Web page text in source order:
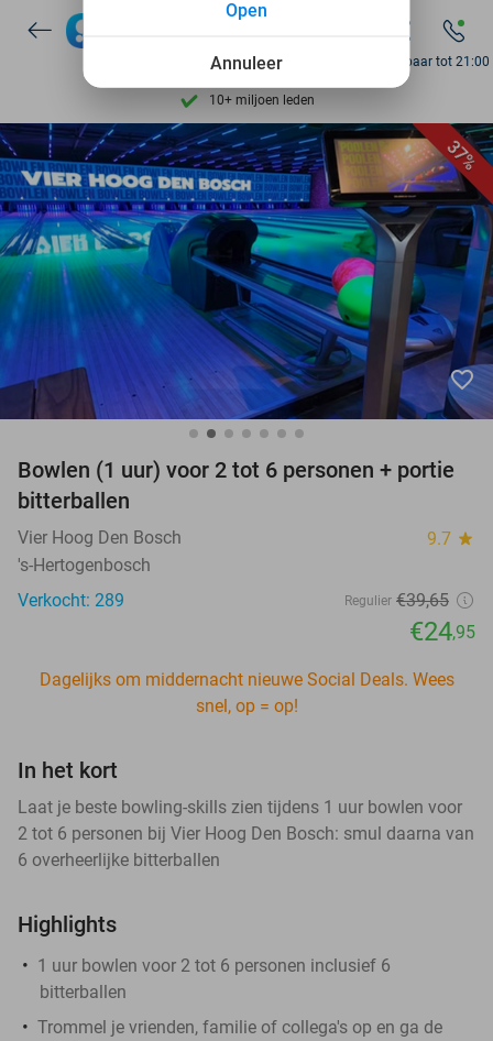
Ontdek 15.000+ deals
7 dagen per week beschikbaar
10+ miljoen leden
9,4 op basis van206.147 reviews
Ontdek 15.000+ deals
7 dagen per week beschikbaar
10+ miljoen leden
Bereikbaar tot 21:00
37%
favorite_border
Bowlen (1 uur) voor 2 tot 6 personen + portie
bitterballen
Vier Hoog Den Bosch 9.7 star
's-Hertogenbosch
Verkocht: 289
Regulier €39,65
€24,95
Dagelijks om middernacht nieuwe Social Deals. Wees
snel, op = op!
In het kort
Laat je beste bowling-skills zien tijdens 1 uur bowlen voor
2 tot 6 personen bij Vier Hoog Den Bosch: smul daarna van
6 overheerlijke bitterballen
Highlights
1 uur bowlen voor 2 tot 6 personen inclusief 6
bitterballen
Trommel je vrienden, familie of collega's op en ga de
Annuleer
Open